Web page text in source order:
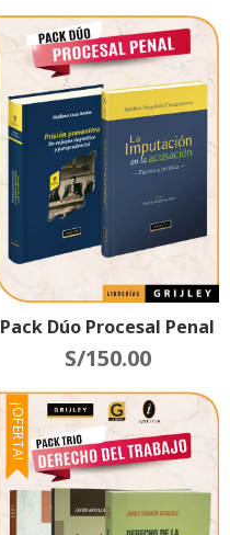
Pack Dúo Procesal Penal
S/150.00
¡OFERTA!